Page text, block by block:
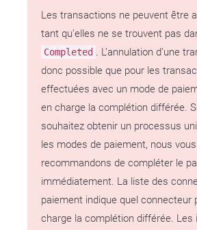
Les transactions ne peuvent être
tant qu’elles ne se trouvent pas
Completed . L’annulation d’une
donc possible que pour les
effectuées avec un mode de
en charge la complétion différée.
souhaitez obtenir un processus
les modes de paiement, nous vous
recommandons de compléter le
immédiatement. La liste des
paiement indique quel connecteur
charge la complétion différée. Les